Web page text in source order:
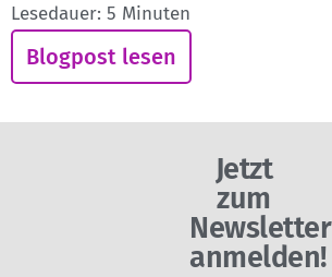
Lesedauer: 5 Minuten
Blogpost lesen
Jetzt
zum
Newsletter
anmelden!